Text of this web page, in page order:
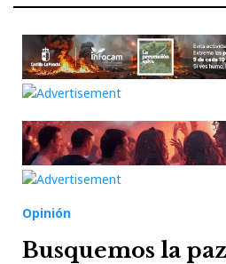
Opinión
Busquemos la paz